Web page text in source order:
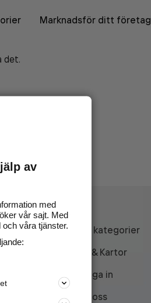
Marknadsför ditt företag
det.
på
dig.
Alla kategorier
API & Kartor
Logga in
Om oss
av
med
vår sajt. Med
våra tjänster.